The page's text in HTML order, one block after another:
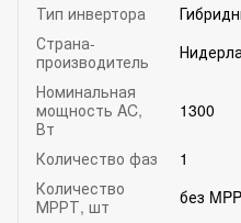
Тип инвертора
Страна-
производитель
Номинальная
мощность AC,
Вт
1300
Количество фаз
1
Количество
МРРТ, шт
без